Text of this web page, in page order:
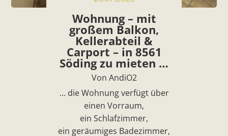
Wohnung – mit
großem Balkon,
Kellerabteil &
Carport – in 8561
Söding zu mieten …
Von AndiO2
… die Wohnung verfügt über
einen Vorraum,
ein Schlafzimmer,
ein geräumiges Badezimmer,